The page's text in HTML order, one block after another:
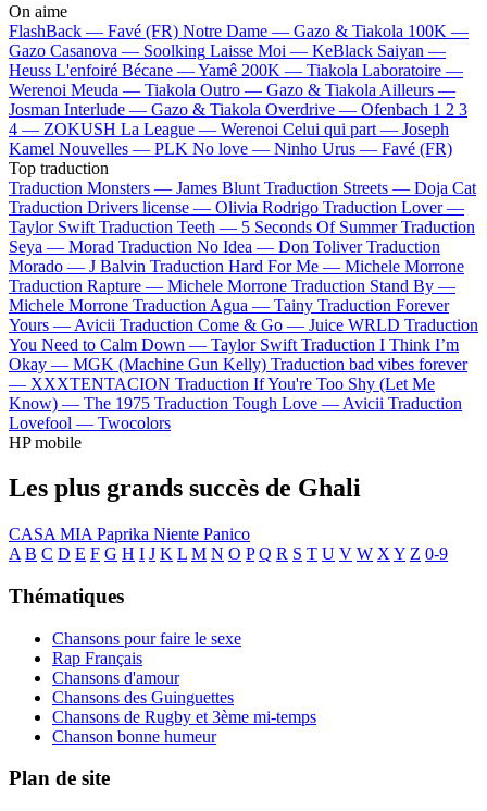
On aime
FlashBack — Favé (FR) Notre Dame — Gazo & Tiakola 100K —
Gazo Casanova — Soolking Laisse Moi — KeBlack Saiyan —
Heuss L'enfoiré Bécane —Yamê 200K — Tiakola Laboratoire —
Werenoi Meuda — Tiakola Outro — Gazo & Tiakola Ailleurs —
Josman Interlude — Gazo & Tiakola Overdrive — Ofenbach 1 2 3
4 — ZOKUSH La League — Werenoi Celui qui part — Joseph
Kamel Nouvelles — PLK No love — Ninho Urus — Favé (FR)
Top traduction
Traduction Monsters — James Blunt Traduction Streets — Doja Cat
Traduction Drivers license — Olivia Rodrigo Traduction Lover —
Taylor Swift Traduction Teeth — 5 Seconds Of Summer Traduction
Seya — Morad Traduction No Idea — Don Toliver Traduction
Morado — J Balvin Traduction Hard For Me — Michele Morrone
Traduction Rapture — Michele Morrone Traduction Stand By —
Michele Morrone Traduction Agua — Tainy Traduction Forever
Yours — Avicii Traduction Come & Go — Juice WRLD Traduction
You Need to Calm Down — Taylor Swift Traduction I Think I’m
Okay — MGK (Machine Gun Kelly) Traduction bad vibes forever
— XXXTENTACION Traduction If You're Too Shy (Let Me
Know) — The 1975 Traduction Tough Love — Avicii Traduction
Lovefool — Twocolors
HP mobile
Les plus grands succès de Ghali
CASA MIA Paprika Niente Panico
A B C D E F G H I J K L M N O P Q R S T U V W X Y Z 0-9
Thématiques
Chansons pour faire le sexe
Rap Français
Chansons d'amour
Chansons des Guinguettes
Chansons de Rugby et 3ème mi-temps
Chanson bonne humeur
Plan de site